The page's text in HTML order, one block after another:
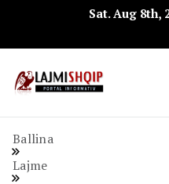
Sat. Aug 8th,
Ballina
Lajme